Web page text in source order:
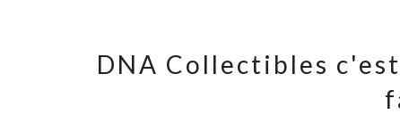
DNA Collectibles